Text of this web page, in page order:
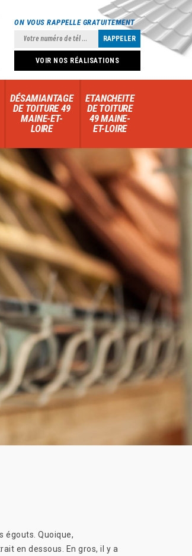
ON VOUS RAPPELLE GRATUITEMENT
VOIR NOS RÉALISATIONS
DÉSAMIANTAGE
DE TOITURE 49
MAINE-ET-
LOIRE
ETANCHEITE
DE TOITURE
49 MAINE-
ET-LOIRE
égouts. Quoique,
en dessous. En gros, il y a